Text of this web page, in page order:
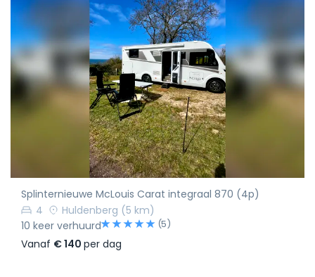
Splinternieuwe McLouis Carat integraal 870 (4p)
4
Huldenberg (5 km)
10 keer verhuurd
(5)
Vanaf € 140 per dag